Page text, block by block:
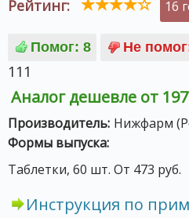
Рейтинг: 16
111
Аналог дешевле от
Производитель: Нижфарм
Формы выпуска:
Таблетки, 60 шт. От 473 руб.
Инструкция по